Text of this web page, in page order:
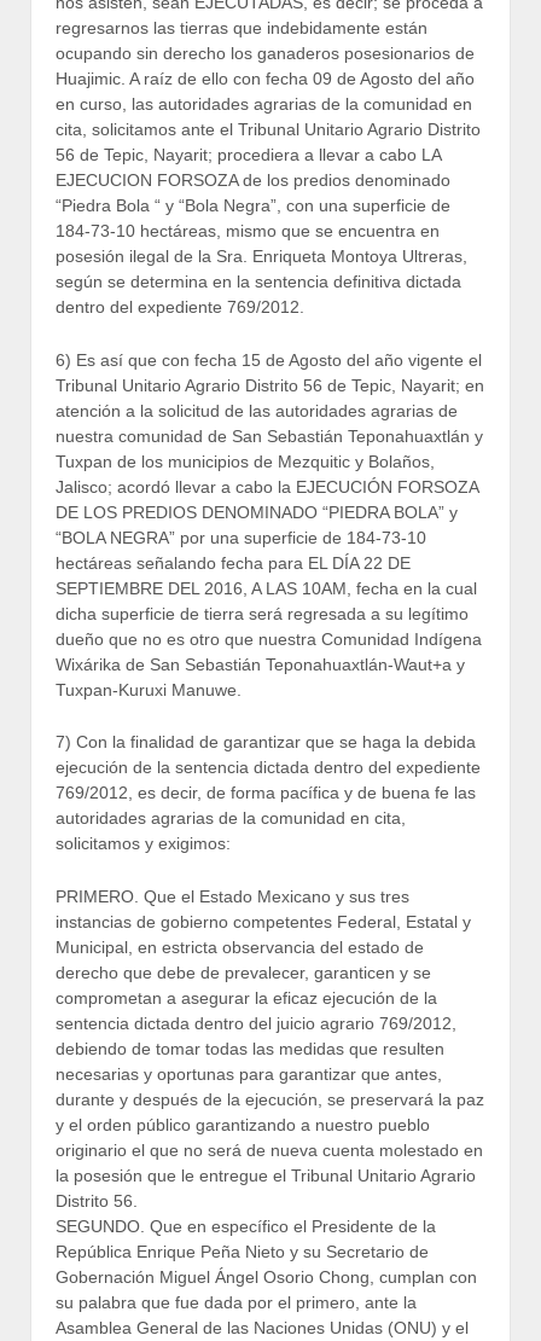
regresarnos las tierras que indebidamente están
ocupando sin derecho los ganaderos posesionarios de
Huajimic. A raíz de ello con fecha 09 de Agosto del año
en curso, las autoridades agrarias de la comunidad en
cita, solicitamos ante el Tribunal Unitario Agrario Distrito
56 de Tepic, Nayarit; procediera a llevar a cabo LA
EJECUCION FORSOZA de los predios denominado
“Piedra Bola “ y “Bola Negra”, con una superficie de
184-73-10 hectáreas, mismo que se encuentra en
posesión ilegal de la Sra. Enriqueta Montoya Ultreras,
según se determina en la sentencia definitiva dictada
dentro del expediente 769/2012.
6) Es así que con fecha 15 de Agosto del año vigente el
Tribunal Unitario Agrario Distrito 56 de Tepic, Nayarit; en
atención a la solicitud de las autoridades agrarias de
nuestra comunidad de San Sebastián Teponahuaxtlán y
Tuxpan de los municipios de Mezquitic y Bolaños,
Jalisco; acordó llevar a cabo la EJECUCIÓN FORSOZA
DE LOS PREDIOS DENOMINADO “PIEDRA BOLA” y
“BOLA NEGRA” por una superficie de 184-73-10
hectáreas señalando fecha para EL DÍA 22 DE
SEPTIEMBRE DEL 2016, A LAS 10AM, fecha en la cual
dicha superficie de tierra será regresada a su legítimo
dueño que no es otro que nuestra Comunidad Indígena
Wixárika de San Sebastián Teponahuaxtlán-Waut+a y
Tuxpan-Kuruxi Manuwe.
7) Con la finalidad de garantizar que se haga la debida
ejecución de la sentencia dictada dentro del expediente
769/2012, es decir, de forma pacífica y de buena fe las
autoridades agrarias de la comunidad en cita,
solicitamos y exigimos:
PRIMERO. Que el Estado Mexicano y sus tres
instancias de gobierno competentes Federal, Estatal y
Municipal, en estricta observancia del estado de
derecho que debe de prevalecer, garanticen y se
comprometan a asegurar la eficaz ejecución de la
sentencia dictada dentro del juicio agrario 769/2012,
debiendo de tomar todas las medidas que resulten
necesarias y oportunas para garantizar que antes,
durante y después de la ejecución, se preservará la paz
y el orden público garantizando a nuestro pueblo
originario el que no será de nueva cuenta molestado en
la posesión que le entregue el Tribunal Unitario Agrario
Distrito 56.
SEGUNDO. Que en específico el Presidente de la
República Enrique Peña Nieto y su Secretario de
Gobernación Miguel Ángel Osorio Chong, cumplan con
su palabra que fue dada por el primero, ante la
Asamblea General de las Naciones Unidas (ONU) y el